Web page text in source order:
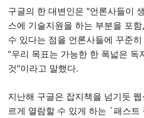
구글의 한 대변인은 "언론사들이
스에 기술지원을 하는 부분을 포
수 있다는 점을 언론사들에 꾸준
"우리 목표는 가능한 한 폭넓은 독
것"이라고 말했다.
지난해 구글은 잡지책을 넘기듯
르게 열람할 수 있게 하는 `패스